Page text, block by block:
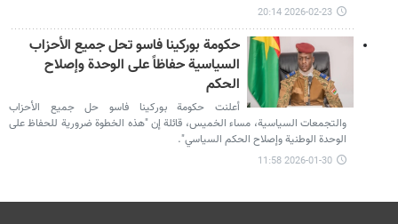
2026-02-23 20:14
حكومة بوركينا فاسو تحل جميع الأحزاب
السياسية حفاظاً على الوحدة وإصلاح
الحكم
أعلنت حكومة بوركينا فاسو حل جميع الأحزاب
والتجمعات السياسية، مساء الخميس، قائلة إن "هذه الخطوة ضرورية للحفاظ على
الوحدة الوطنية وإصلاح الحكم السياسي".
2026-01-30 11:58